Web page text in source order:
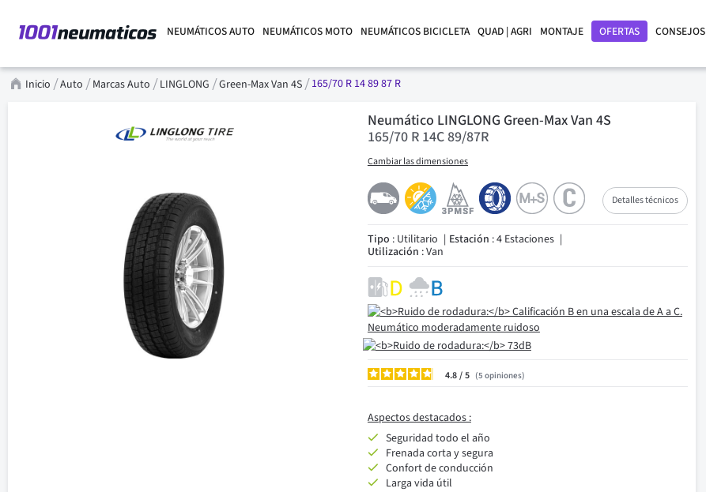
NEUMÁTICOS AUTO NEUMÁTICOS MOTO NEUMÁTICOS BICICLETA QUAD | AGRI MONTAJE OFERTAS CONSEJOS
Inicio Auto Marcas Auto LINGLONG Green-Max Van 4S 165/70 R 14 89 87 R
Neumático LINGLONG Green-Max Van 4S
165/70 R 14C 89/87R
Cambiar las dimensiones
Detalles técnicos
Tipo : Utilitario Estación : 4 Estaciones
Utilización : Van
4.8/ 5 opiniones
Aspectos destacados :
Seguridad todo el año
Frenada corta y segura
Confort de conducción
Larga vida útil